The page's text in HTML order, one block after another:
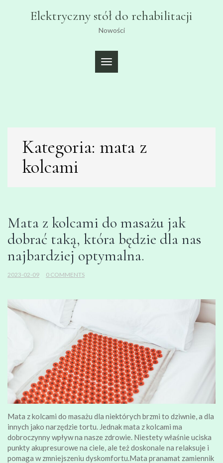
Elektryczny stół do rehabilitacji
Nowości
TOGGLE
NAVIGATION
Kategoria: mata z
kolcami
Mata z kolcami do masażu jak
dobrać taką, która będzie dla nas
najbardziej optymalna.
2023-02-09 0 COMMENTS
Mata z kolcami do masażu dla niektórych brzmi to dziwnie, a dla
innych jako narzędzie tortu. Jednak mata z kolcami ma
dobroczynny wpływ na nasze zdrowie. Niestety właśnie uciska
punkty akupresurowe na ciele, ale też doskonale na relaksuje i
pomaga w zmniejszeniu dyskomfortu.Mata pranamat zamiennik